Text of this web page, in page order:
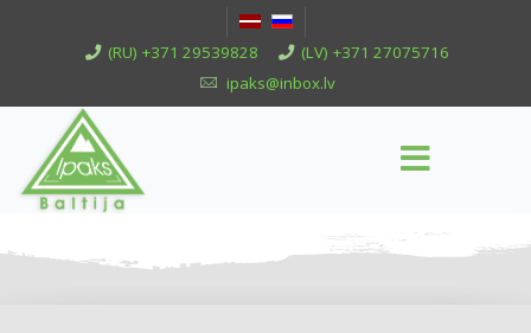
(RU) +371 29539828
(LV) +371 27075716
ipaks@inbox.lv